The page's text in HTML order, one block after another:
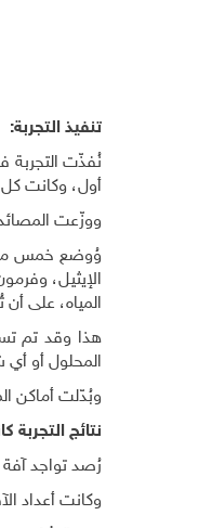
تنفيذ التجربة:
نُفذّت التجربة
أول، وكانت كل مزرعة تحتوي
ووزّعت المصائد
المياه، على
هذا وقد تم
المحلول أو
وبُدّلت أماكن
نتائج التجربة
رُصد تواجد
وكانت أعداد